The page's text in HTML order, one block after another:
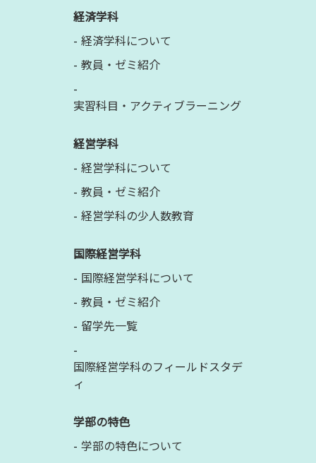
経済学科
経済学科について
教員・ゼミ紹介
実習科目・アクティブラーニング
経営学科
経営学科について
教員・ゼミ紹介
経営学科の少人数教育
国際経営学科
国際経営学科について
教員・ゼミ紹介
留学先一覧
国際経営学科のフィールドスタデ
ィ
学部の特色
学部の特色について